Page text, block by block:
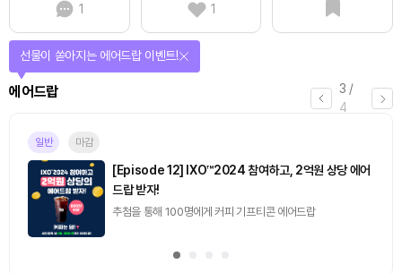
1
1
3 /
4
에어드랍
선물이 쏟아지는 에어드랍 이벤트!
일반 마감
[Episode 12] IXO™2024 참여하고, 2억원 상당 에어
드랍 받자!
추첨을 통해 100명에게 커피 기프티콘 에어드랍